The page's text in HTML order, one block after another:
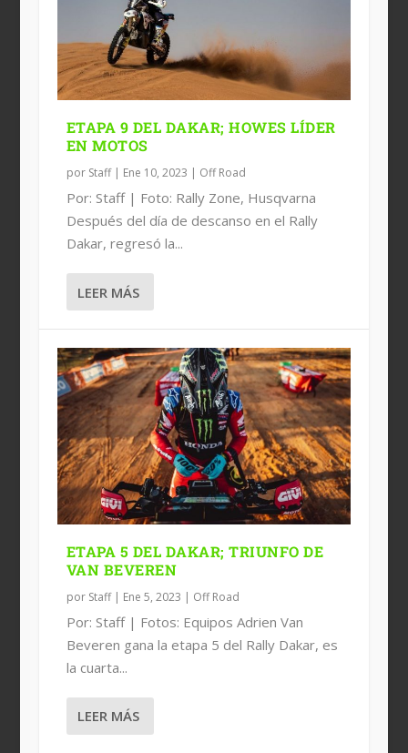
ETAPA 9 DEL DAKAR; HOWES LÍDER
EN MOTOS
por Staff| Ene 10, 2023 | Off Road
Por: Staff | Foto: Rally Zone, Husqvarna
Después del día de descanso en el Rally
Dakar, regresó la...
LEER MÁS
ETAPA 5 DEL DAKAR; TRIUNFO DE
VAN BEVEREN
por Staff| Ene 5, 2023 | Off Road
Por: Staff | Fotos: Equipos Adrien Van
Beveren gana la etapa 5 del Rally Dakar, es
la cuarta...
LEER MÁS